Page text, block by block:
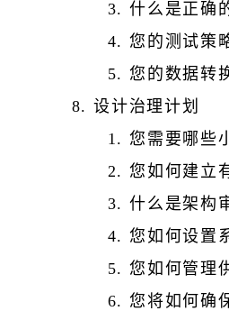
什么是正确
您的测试策
您的数据转
设计治理计划
您需要哪些
您如何建立
什么是架构
您如何设置
您如何管理
您将如何确